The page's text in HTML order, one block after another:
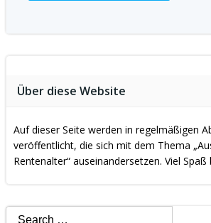
Über diese Website
Auf dieser Seite werden in regelmäßigen
veröffentlicht, die sich mit dem Thema
Rentenalter“ auseinandersetzen. Viel Spaß
Search